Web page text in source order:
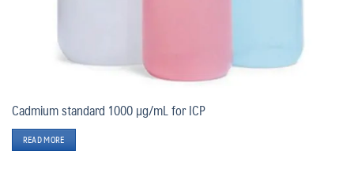
Cadmium standard 1000 µg/mL for ICP
READ MORE